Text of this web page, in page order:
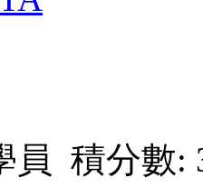
員 積分數: